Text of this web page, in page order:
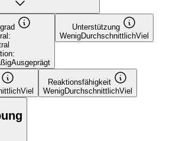
Ausgeprägt
Unterstützung
WenigDurchschnittlichViel
Viel
Reaktionsfähigkeit
WenigDurchschnittlichViel